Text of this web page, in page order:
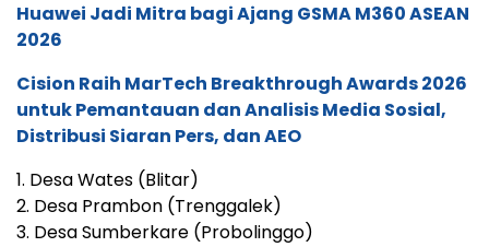
Huawei Jadi Mitra bagi Ajang GSMA M360 ASEAN
2026
Cision Raih MarTech Breakthrough Awards 2026
untuk Pemantauan dan Analisis Media Sosial,
Distribusi Siaran Pers, dan AEO
1. Desa Wates (Blitar)
2. Desa Prambon (Trenggalek)
3. Desa Sumberkare (Probolinggo)